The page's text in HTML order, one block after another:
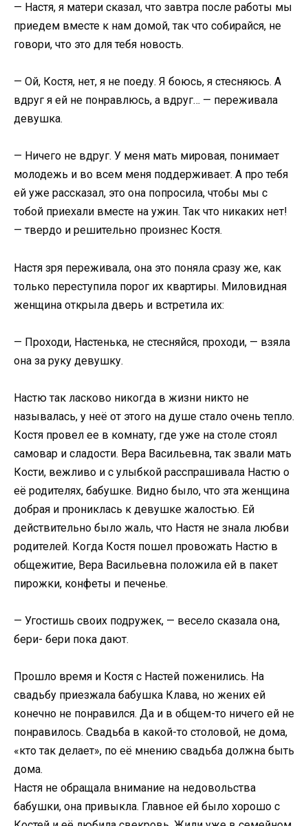
— Настя, я матери сказал, что завтра после работы мы
приедем вместе к нам домой, так что собирайся, не
говори, что это для тебя новость.
— Ой, Костя, нет, я не поеду. Я боюсь, я стесняюсь. А
вдруг я ей не понравлюсь, а вдруг… — переживала
девушка.
— Ничего не вдруг. У меня мать мировая, понимает
молодежь и во всем меня поддерживает. А про тебя
ей уже рассказал, это она попросила, чтобы мы с
тобой приехали вместе на ужин. Так что никаких нет!
— твердо и решительно произнес Костя.
Настя зря переживала, она это поняла сразу же, как
только переступила порог их квартиры. Миловидная
женщина открыла дверь и встретила их:
— Проходи, Настенька, не стесняйся, проходи, — взяла
она за руку девушку.
Настю так ласково никогда в жизни никто не
называлась, у неё от этого на душе стало очень тепло.
Костя провел ее в комнату, где уже на столе стоял
самовар и сладости. Вера Васильевна, так звали мать
Кости, вежливо и с улыбкой расспрашивала Настю о
её родителях, бабушке. Видно было, что эта женщина
добрая и прониклась к девушке жалостью. Ей
действительно было жаль, что Настя не знала любви
родителей. Когда Костя пошел провожать Настю в
общежитие, Вера Васильевна положила ей в пакет
пирожки, конфеты и печенье.
— Угостишь своих подружек, — весело сказала она,
бери- бери пока дают.
Прошло время и Костя с Настей поженились. На
свадьбу приезжала бабушка Клава, но жених ей
конечно не понравился. Да и в общем-то ничего ей не
понравилось. Свадьба в какой-то столовой, не дома,
«кто так делает», по её мнению свадьба должна быть
дома.
Настя не обращала внимание на недовольства
бабушки, она привыкла. Главное ей было хорошо с